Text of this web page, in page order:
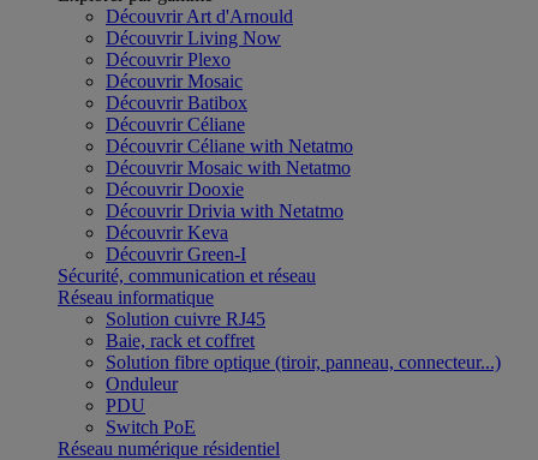
Découvrir Art d'Arnould
Découvrir Living Now
Découvrir Plexo
Découvrir Mosaic
Découvrir Batibox
Découvrir Céliane
Découvrir Céliane with Netatmo
Découvrir Mosaic with Netatmo
Découvrir Dooxie
Découvrir Drivia with Netatmo
Découvrir Keva
Découvrir Green-I
Sécurité, communication et réseau
Réseau informatique
Solution cuivre RJ45
Baie, rack et coffret
Solution fibre optique (tiroir, panneau, connecteur...)
Onduleur
PDU
Switch PoE
Réseau numérique résidentiel